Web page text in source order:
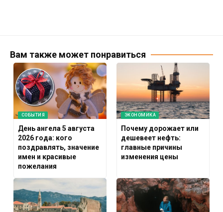
Вам также может понравиться
СОБЫТИЯ
День ангела 5 августа
2026 года: кого
поздравлять, значение
имен и красивые
пожелания
ЭКОНОМИКА
Почему дорожает или
дешевеет нефть:
главные причины
изменения цены